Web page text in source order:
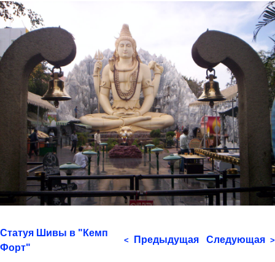
Статуя Шивы в "Кемп
Форт"
< Предыдущая Следующая >